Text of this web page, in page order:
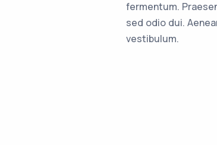
fermentum.
sed odio dui.
vestibulum.